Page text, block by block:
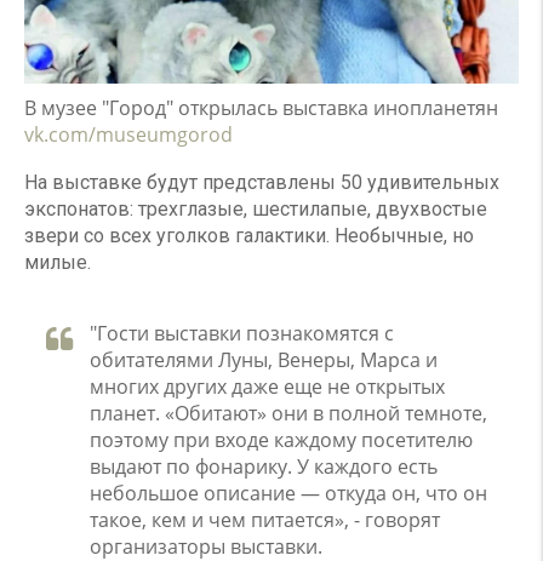
В музее "Город" открылась выставка инопланетян
vk.com/museumgorod
На выставке будут представлены 50 удивительных
экспонатов: трехглазые, шестилапые, двухвостые
звери со всех уголков галактики. Необычные, но
милые.
"Гости выставки познакомятся с
обитателями Луны, Венеры, Марса и
многих других даже еще не открытых
планет. «Обитают» они в полной темноте,
поэтому при входе каждому посетителю
выдают по фонарику. У каждого есть
небольшое описание — откуда он, что он
такое, кем и чем питается», - говорят
организаторы выставки.